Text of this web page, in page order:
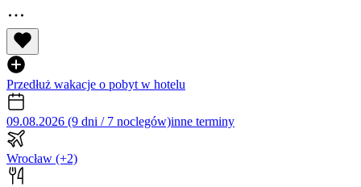
Przedłuż wakacje o pobyt w hotelu
09.08.2026 (9 dni / 7 noclegów)inne terminy
Wrocław (+2)